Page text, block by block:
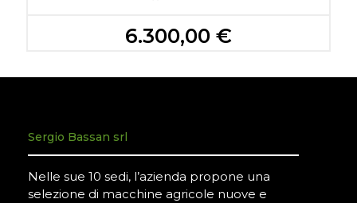
6.300,00 €
Sergio Bassan srl
Nelle sue 10 sedi, l’azienda propone una
selezione di macchine agricole nuove e